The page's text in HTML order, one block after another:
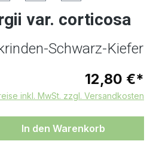
var. corticosa
Schwarz-Kiefer
12,80 €*
inkl. MwSt. zzgl. Versandkosten
Gib den
In den Warenkorb